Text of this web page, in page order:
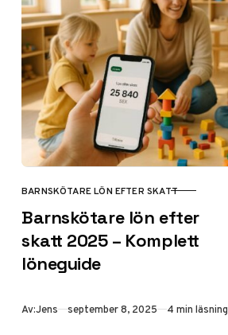
KATEGORI
BARNSKÖTARE LÖN EFTER SKATT
Barnskötare lön efter
skatt 2025 – Komplett
löneguide
Av:Jens Publicerad
september 8, 2025 4 min läsning